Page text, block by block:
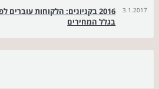
3.1.2017
2016 בקניונים: הלקוחות עוברים
בגלל המחירים